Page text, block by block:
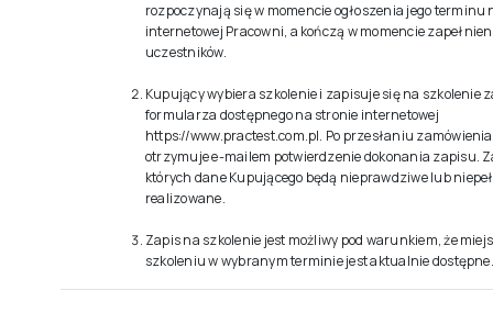
rozpoczynają się w momencie ogłoszenia jego terminu
internetowej Pracowni, a kończą w momencie
uczestników.
Kupujący wybiera szkolenie i zapisuje się na szkolenie
formularza dostępnego na stronie internetowej
https://www.practest.com.pl. Po przesłaniu
otrzymuje e-mailem potwierdzenie dokonania zapisu.
których dane Kupującego będą nieprawdziwe lub
realizowane.
Zapis na szkolenie jest możliwy pod warunkiem, że
szkoleniu w wybranym terminie jest aktualnie